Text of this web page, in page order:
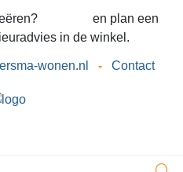
en plan een
in de winkel.
wonen.nl - Contact